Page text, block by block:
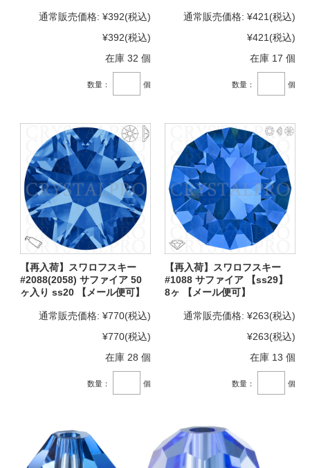
通常販売価格: ¥392(税込)
¥392(税込)
在庫 32 個
数量： 個
通常販売価格: ¥421 (税込)
¥421 (税込)
在庫 17 個
数量： 個
【再入荷】スワロフスキー
#2088(2058) サファイア 50
ヶ入り ss20 【メール便可】
通常販売価格: ¥770(税込)
¥770(税込)
在庫 28 個
数量： 個
【再入荷】スワロフスキー
#1088 サファイア 【ss29】
8ヶ 【メール便可】
通常販売価格: ¥263(税込)
¥263(税込)
在庫 13 個
数量： 個